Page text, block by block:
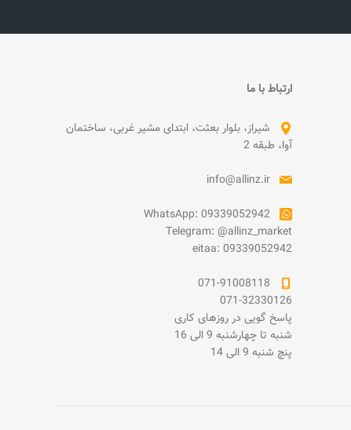
ارتباط با ما
شیراز، بلوار بعثت، ابتدای مشیر غربی، ساختمان
آوا، طبقه 2
info@allinz.ir
WhatsApp: 09339052942
Telegram: @allinz_market
eitaa: 09339052942
071-91008118
071-32330126
پاسخ گویی در روزهای کاری
شنبه تا چهارشنبه 9 الی 16
پنچ شنبه 9 الی 14